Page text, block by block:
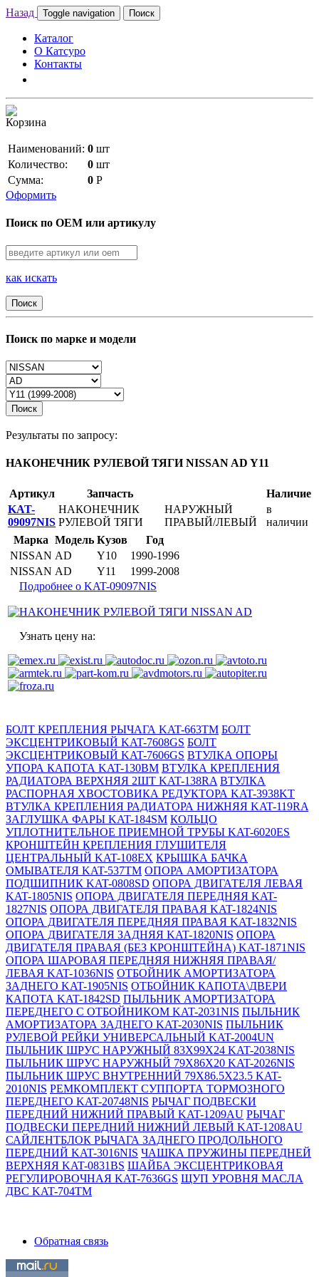
Назад Toggle navigation Поиск
Каталог
О Катсуро
Контакты
Корзина
Наименований: 0 шт
Количество:
0 шт
Сумма:
0 Р
Оформить
Поиск по OEM или артикулу
как искать
Поиск
Поиск по марке и модели
Поиск
Результаты по запросу:
НАКОНЕЧНИК РУЛЕВОЙ ТЯГИ NISSAN AD Y11
Артикул Запчасть
Наличие
KAT-
09097NIS
НАКОНЕЧНИК
РУЛЕВОЙ ТЯГИ
НАРУЖНЫЙ
ПРАВЫЙ/ЛЕВЫЙ
в
наличии
Марка Модель Кузов
Год
NISSAN AD Y10
1990-1996
NISSAN AD Y11
1999-2008
Подробнее о KAT-09097NIS
Узнать цену на:
БОЛТ КРЕПЛЕНИЯ РЫЧАГА KAT-663TM БОЛТ
ЭКСЦЕНТРИКОВЫЙ KAT-7608GS БОЛТ
ЭКСЦЕНТРИКОВЫЙ KAT-7606GS ВТУЛКА ОПОРЫ
УПОРА КАПОТА KAT-130BM ВТУЛКА КРЕПЛЕНИЯ
РАДИАТОРА ВЕРХНЯЯ 2ШТ KAT-138RA ВТУЛКА
РАСПОРНАЯ ХВОСТОВИКА РЕДУКТОРА KAT-3938KT
ВТУЛКА КРЕПЛЕНИЯ РАДИАТОРА НИЖНЯЯ KAT-119RA
ЗАГЛУШКА ФАРЫ KAT-184SM КОЛЬЦО
УПЛОТНИТЕЛЬНОЕ ПРИЕМНОЙ ТРУБЫ KAT-6020ES
КРОНШТЕЙН КРЕПЛЕНИЯ ГЛУШИТЕЛЯ
ЦЕНТРАЛЬНЫЙ KAT-108EX КРЫШКА БАЧКА
ОМЫВАТЕЛЯ KAT-537TM ОПОРА АМОРТИЗАТОРА
ПОДШИПНИК KAT-0808SD ОПОРА ДВИГАТЕЛЯ ЛЕВАЯ
KAT-1805NIS ОПОРА ДВИГАТЕЛЯ ПЕРЕДНЯЯ KAT-
1827NIS ОПОРА ДВИГАТЕЛЯ ПРАВАЯ KAT-1824NIS
ОПОРА ДВИГАТЕЛЯ ПЕРЕДНЯЯ ПРАВАЯ KAT-1832NIS
ОПОРА ДВИГАТЕЛЯ ЗАДНЯЯ KAT-1820NIS ОПОРА
ДВИГАТЕЛЯ ПРАВАЯ (БЕЗ КРОНШТЕЙНА) KAT-1871NIS
ОПОРА ШАРОВАЯ ПЕРЕДНЯЯ НИЖНЯЯ ПРАВАЯ/
ЛЕВАЯ KAT-1036NIS ОТБОЙНИК АМОРТИЗАТОРА
ЗАДНЕГО KAT-1905NIS ОТБОЙНИК КАПОТА\ДВЕРИ
КАПОТА KAT-1842SD ПЫЛЬНИК АМОРТИЗАТОРА
ПЕРЕДНЕГО С ОТБОЙНИКОМ KAT-2031NIS ПЫЛЬНИК
АМОРТИЗАТОРА ЗАДНЕГО KAT-2030NIS ПЫЛЬНИК
РУЛЕВОЙ РЕЙКИ УНИВЕРСАЛЬНЫЙ KAT-2004UN
ПЫЛЬНИК ШРУС НАРУЖНЫЙ 83X99X24 KAT-2038NIS
ПЫЛЬНИК ШРУС НАРУЖНЫЙ 79X86X20 KAT-2026NIS
ПЫЛЬНИК ШРУС ВНУТРЕННИЙ 79X86.5X23.5 KAT-
2010NIS РЕМКОМПЛЕКТ СУППОРТА ТОРМОЗНОГО
ПЕРЕДНЕГО KAT-20748NIS РЫЧАГ ПОДВЕСКИ
ПЕРЕДНИЙ НИЖНИЙ ПРАВЫЙ KAT-1209AU РЫЧАГ
ПОДВЕСКИ ПЕРЕДНИЙ НИЖНИЙ ЛЕВЫЙ KAT-1208AU
САЙЛЕНТБЛОК РЫЧАГА ЗАДНЕГО ПРОДОЛЬНОГО
ПЕРЕДНИЙ KAT-3016NIS ЧАШКА ПРУЖИНЫ ПЕРЕДНЕЙ
ВЕРХНЯЯ KAT-0831BS ШАЙБА ЭКСЦЕНТРИКОВАЯ
РЕГУЛИРОВОЧНАЯ KAT-7636GS ЩУП УРОВНЯ МАСЛА
ДВС KAT-704TM
Обратная связь